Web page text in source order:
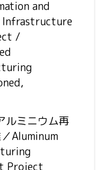
and
Infrastructure
/
ルミニウム再
Aluminum
Project